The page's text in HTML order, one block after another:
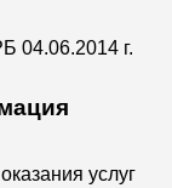
04.06.2014 г.
услуг